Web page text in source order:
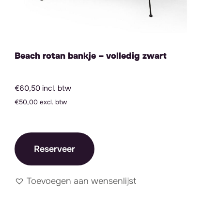
Beach rotan bankje – volledig zwart
€60,50 incl. btw
€50,00 excl. btw
Reserveer
Toevoegen aan wensenlijst